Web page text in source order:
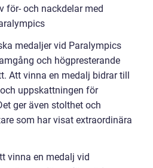
för- och nackdelar med
medaljer vid Paralympics
och högpresterande
Att vinna en medalj bidrar till
uppskattningen för
ger även stolthet och
som har visat extraordinära
vinna en medalj vid